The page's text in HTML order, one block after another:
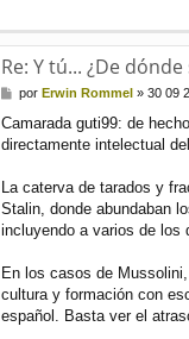
Re: Y tú... ¿De
M
n
s
por Erwin Rommel »30 09
Camarada guti99: de
directamente intelectual
La caterva de tarados y
Stalin, donde abundaban
incluyendo a varios de los
En los casos de
cultura y formación con
español. Basta ver el